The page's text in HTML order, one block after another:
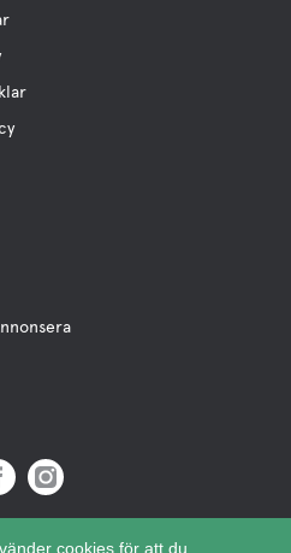
cookies för att du